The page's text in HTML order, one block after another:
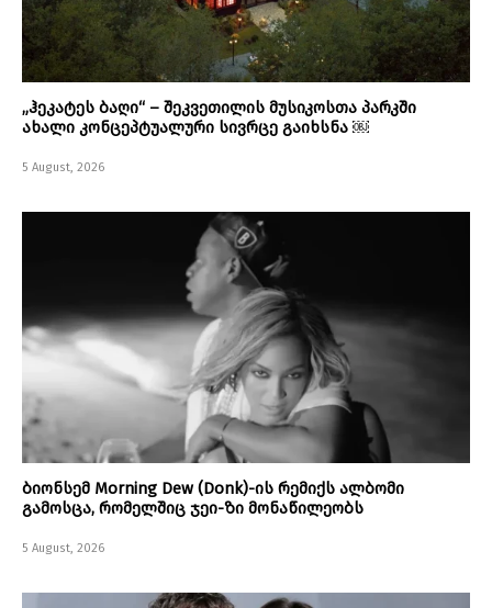
„ჰეკატეს ბაღი“ – შეკვეთილის მუსიკოსთა პარკში
ახალი კონცეპტუალური სივრცე გაიხსნა ￼
5 August, 2026
ბიონსემ Morning Dew (Donk)-ის რემიქს ალბომი
გამოსცა, რომელშიც ჯეი-ზი მონაწილეობს
5 August, 2026